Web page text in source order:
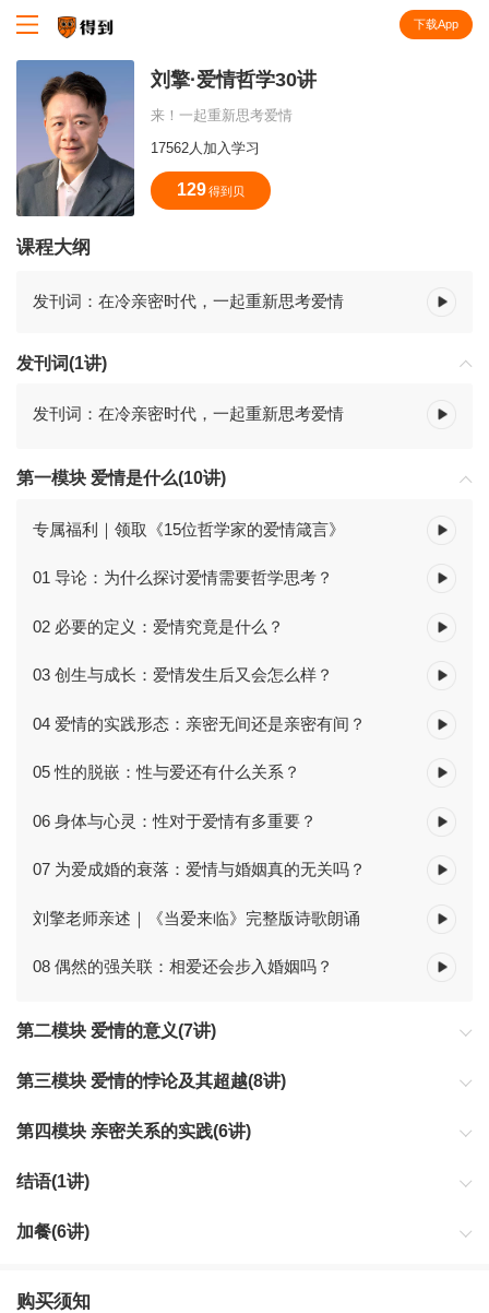
下载App
刘擎·爱情哲学30讲
来！一起重新思考爱情
17562人加入学习
129 得到贝
课程大纲
发刊词：在冷亲密时代，一起重新思考爱情
发刊词(1讲)
发刊词：在冷亲密时代，一起重新思考爱情
第一模块 爱情是什么(10讲)
专属福利｜领取《15位哲学家的爱情箴言》
01 导论：为什么探讨爱情需要哲学思考？
02 必要的定义：爱情究竟是什么？
03 创生与成长：爱情发生后又会怎么样？
04 爱情的实践形态：亲密无间还是亲密有间？
05 性的脱嵌：性与爱还有什么关系？
06 身体与心灵：性对于爱情有多重要？
07 为爱成婚的衰落：爱情与婚姻真的无关吗？
刘擎老师亲述｜《当爱来临》完整版诗歌朗诵
08 偶然的强关联：相爱还会步入婚姻吗？
第二模块 爱情的意义(7讲)
第三模块 爱情的悖论及其超越(8讲)
第四模块 亲密关系的实践(6讲)
结语(1讲)
加餐(6讲)
购买须知